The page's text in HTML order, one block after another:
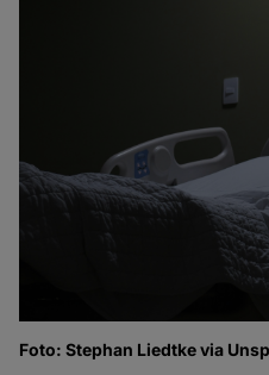
Foto: Stephan Liedtke via